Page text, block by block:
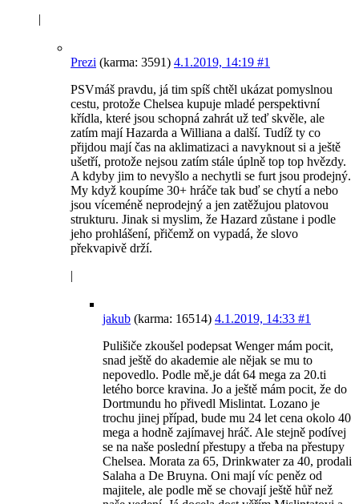
|
Prezi (karma: 3591) 4.1.2019, 14:19 #1
PSVmáš pravdu, já tim spíš chtěl ukázat pomyslnou
cestu, protože Chelsea kupuje mladé perspektivní
křídla, které jsou schopná zahrát už teď skvěle, ale
zatím mají Hazarda a Williana a další. Tudíž ty co
přijdou mají čas na aklimatizaci a navyknout si a ještě
ušetří, protože nejsou zatím stále úplně top top hvězdy.
A kdyby jim to nevyšlo a nechytli se furt jsou prodejný.
My když koupíme 30+ hráče tak buď se chytí a nebo
jsou víceméně neprodejný a jen zatěžujou platovou
strukturu. Jinak si myslim, že Hazard zůstane i podle
jeho prohlášení, přičemž on vypadá, že slovo
překvapivě drží.
|
jakub (karma: 16514) 4.1.2019, 14:33 #1
Pulišiče zkoušel podepsat Wenger mám pocit,
snad ještě do akademie ale nějak se mu to
nepovedlo. Podle mě,je dát 64 mega za 20.ti
letého borce kravina. Jo a ještě mám pocit, že do
Dortmundu ho přivedl Mislintat. Lozano je
trochu jinej případ, bude mu 24 let cena okolo 40
mega a hodně zajímavej hráč. Ale stejně podívej
se na naše poslední přestupy a třeba na přestupy
Chelsea. Morata za 65, Drinkwater za 40, prodali
Salaha a De Bruyna. Oni mají víc peněz od
majitele, ale podle mě se chovají ještě hůř než